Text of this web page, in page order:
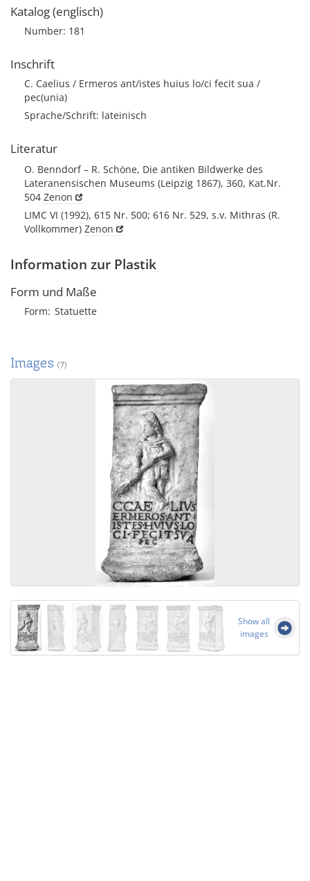
Katalog (englisch)
Number: 181
Inschrift
C. Caelius / Ermeros ant/istes huius lo/ci fecit sua /
pec(unia)
Sprache/Schrift: lateinisch
Literatur
O. Benndorf – R. Schöne, Die antiken Bildwerke des
Lateranensischen Museums (Leipzig 1867), 360, Kat.Nr.
504 Zenon
LIMC VI (1992), 615 Nr. 500; 616 Nr. 529, s.v. Mithras (R.
Vollkommer) Zenon
Information zur Plastik
Form und Maße
Form Statuette
Images (7)
Show all
images